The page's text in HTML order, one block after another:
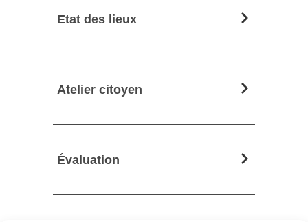
Etat des lieux
Atelier citoyen
Évaluation